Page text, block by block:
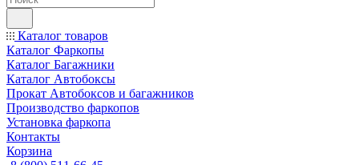
Каталог товаров
Каталог Фаркопы
Каталог Багажники
Каталог Автобоксы
Прокат Автобоксов и багажников
Производство фаркопов
Установка фаркопа
Контакты
Корзина